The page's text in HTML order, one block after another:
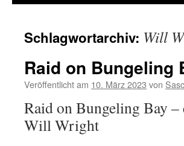
Schlagwortarchiv: Will
Raid on Bungeling
Veröffentlicht am 10. März 2023 von
Raid on Bungeling Bay
Will Wright